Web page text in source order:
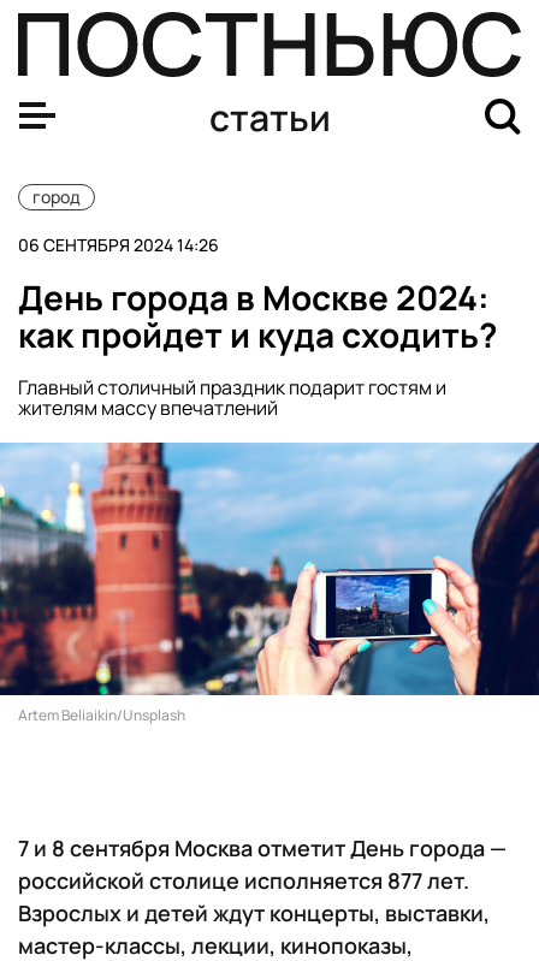
статьи
город
06 СЕНТЯБРЯ 2024 14:26
День города в Москве 2024:
как пройдет и куда сходить?
Главный столичный праздник подарит гостям и
жителям массу впечатлений
Artem Beliaikin/Unsplash
7 и 8 сентября Москва отметит День города —
российской столице исполняется 877 лет.
Взрослых и детей ждут концерты, выставки,
мастер-классы, лекции, кинопоказы,
От зумбы до музеев: как пенсионеры проводят досуг